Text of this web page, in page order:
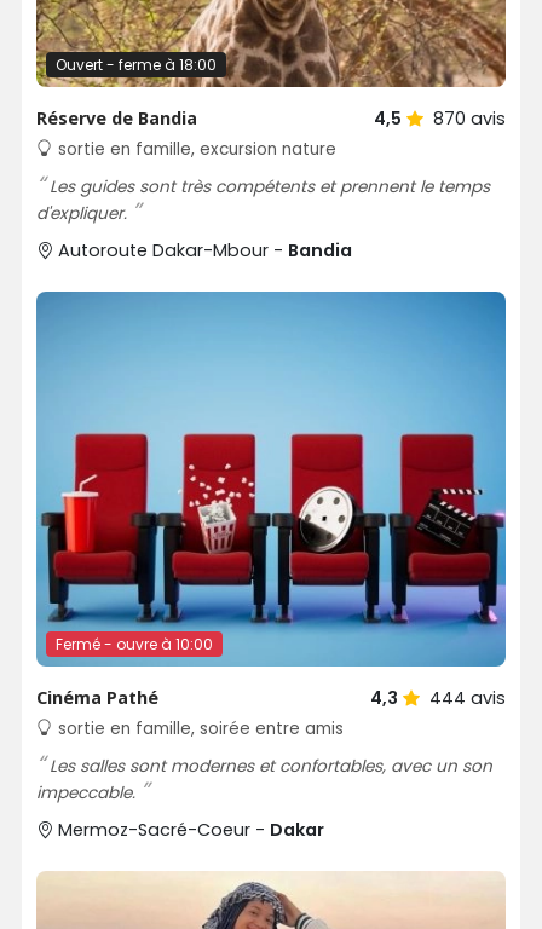
Ouvert - ferme à 18:00
Réserve de Bandia 4,5 870 avis
sortie en famille, excursion nature
Les guides sont très compétents et prennent le temps
d'expliquer.
Autoroute Dakar-Mbour - Bandia
Fermé - ouvre à 10:00
Cinéma Pathé 4,3 444 avis
sortie en famille, soirée entre amis
Les salles sont modernes et confortables, avec un son
impeccable.
Mermoz-Sacré-Coeur - Dakar